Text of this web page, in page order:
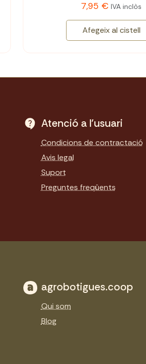
7,95 € IVA inclòs
Afegeix al cistell
Atenció a l'usuari
Condicions de contractació
Avis legal
Suport
Preguntes freqüents
agrobotigues.coop
Qui som
Blog